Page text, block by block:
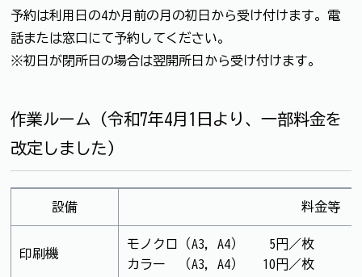
予約は利用日の4か月前の月の初日から受け付けます。電
話または窓口にて予約してください。
※初日が閉所日の場合は翌開所日から受け付けます。
作業ルーム（令和7年4月1日より、一部料金を
改定しました）
設備 料金等
印刷機
モノクロ（A3，A4） 5円／枚
カラー （A3，A4） 10円／枚